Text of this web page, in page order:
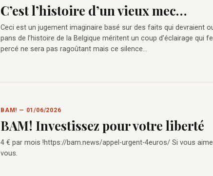
C’est l’histoire d’un vieux mec…
Ceci est un jugement imaginaire basé sur des faits qui devraient
pans de l’histoire de la Belgique méritent un coup d’éclairage qui
percé ne sera pas ragoûtant mais ce silence…
BAM! — 01/06/2026
BAM! Investissez pour votre liberté
4 € par mois !https://bam.news/appel-urgent-4euros/ Si vous
vous.